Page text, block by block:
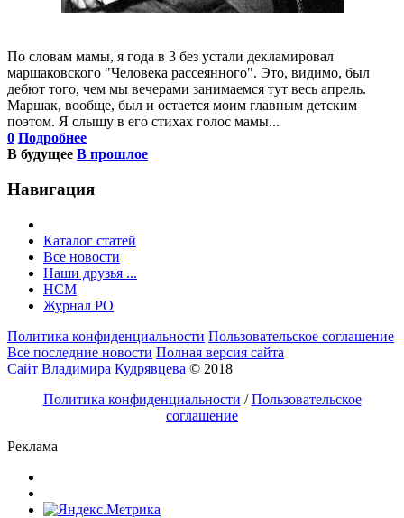
По словам мамы, я года в 3 без устали декламировал
маршаковского "Человека рассеянного". Это, видимо, был
дебют того, чем мы вечерами занимаемся тут весь апрель.
Маршак, вообще, был и остается моим главным детским
поэтом. Я слышу в его стихах голос мамы...
0 Подробнее
В будущее В прошлое
Навигация
Каталог статей
Все новости
Наши друзья ...
HCM
Журнал РО
Политика конфиденциальности Пользовательское соглашение
Все последние новости Полная версия сайта
Сайт Владимира Кудрявцева © 2018
Политика конфиденциальности /Пользовательское
соглашение
Реклама